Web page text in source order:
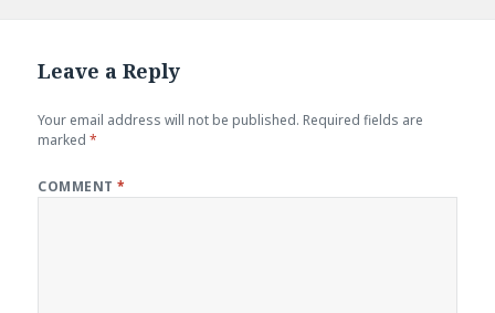
Leave a Reply
Your email address will not be published. Required fields are
marked*
COMMENT*